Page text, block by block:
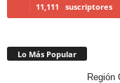
11,111 suscriptores
Lo Más Popular
Región